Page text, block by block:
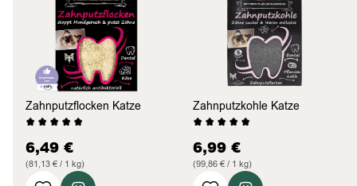
Zahnputzflocken Katze
6,49 €
(81,13 € / 1 kg)
Zahnputzkohle Katze
6,99 €
(99,86 € / 1 kg)